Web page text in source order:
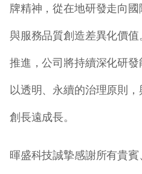
牌精神，從在地研發走向
與服務品質創造差異化價
推進，公司將持續深化研
以透明、永續的治理原則
創長遠成長。
暉盛科技誠摯感謝所有貴